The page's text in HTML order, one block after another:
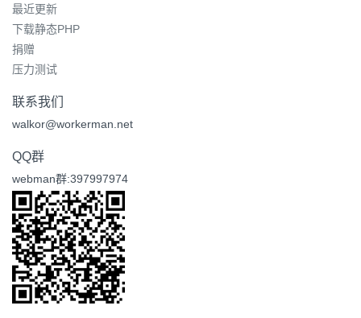
最近更新
下载静态PHP
捐赠
压力测试
联系我们
walkor@workerman.net
QQ群
webman群:397997974